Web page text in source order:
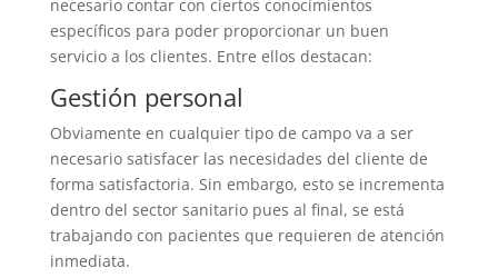
necesario contar con ciertos conocimientos
específicos para poder proporcionar un buen
servicio a los clientes. Entre ellos destacan:
Gestión personal
Obviamente en cualquier tipo de campo va a ser
necesario satisfacer las necesidades del cliente de
forma satisfactoria. Sin embargo, esto se incrementa
dentro del sector sanitario pues al final, se está
trabajando con pacientes que requieren de atención
inmediata.